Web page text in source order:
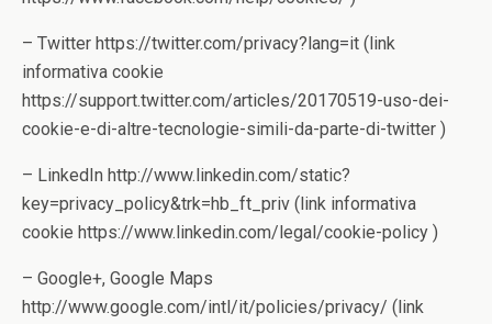
– Twitter https://twitter.com/privacy?lang=it (link
informativa cookie
https://support.twitter.com/articles/20170519-uso-dei-
cookie-e-di-altre-tecnologie-simili-da-parte-di-twitter )
– LinkedIn http://www.linkedin.com/static?
key=privacy_policy&trk=hb_ft_priv (link informativa
cookie https://www.linkedin.com/legal/cookie-policy )
– Google+, Google Maps
http://www.google.com/intl/it/policies/privacy/ (link